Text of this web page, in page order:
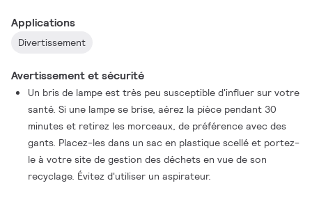
Applications
Divertissement
Avertissement et sécurité
Un bris de lampe est très peu susceptible d'influer sur votre
santé. Si une lampe se brise, aérez la pièce pendant 30
minutes et retirez les morceaux, de préférence avec des
gants. Placez-les dans un sac en plastique scellé et portez-
le à votre site de gestion des déchets en vue de son
recyclage. Évitez d'utiliser un aspirateur.